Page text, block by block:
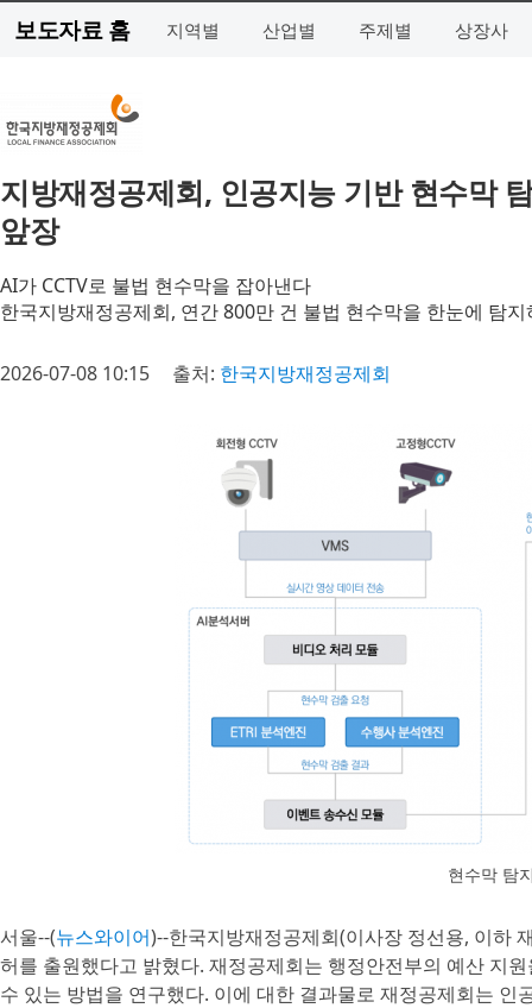
보도자료 홈 지역별 산업별 주제별 상장사
지방재정공제회, 인공지능 기반 현수막
앞장
AI가 CCTV로 불법 현수막을 잡아낸다
한국지방재정공제회, 연간 800만 건 불법 현수막을 한눈에 탐
2026-07-08 10:15 출처: 한국지방재정공제회
현수막 탐
서울--(뉴스와이어)--한국지방재정공제회(이사장 정선용, 이하
허를 출원했다고 밝혔다. 재정공제회는 행정안전부의 예산 지
수 있는 방법을 연구했다. 이에 대한 결과물로 재정공제회는